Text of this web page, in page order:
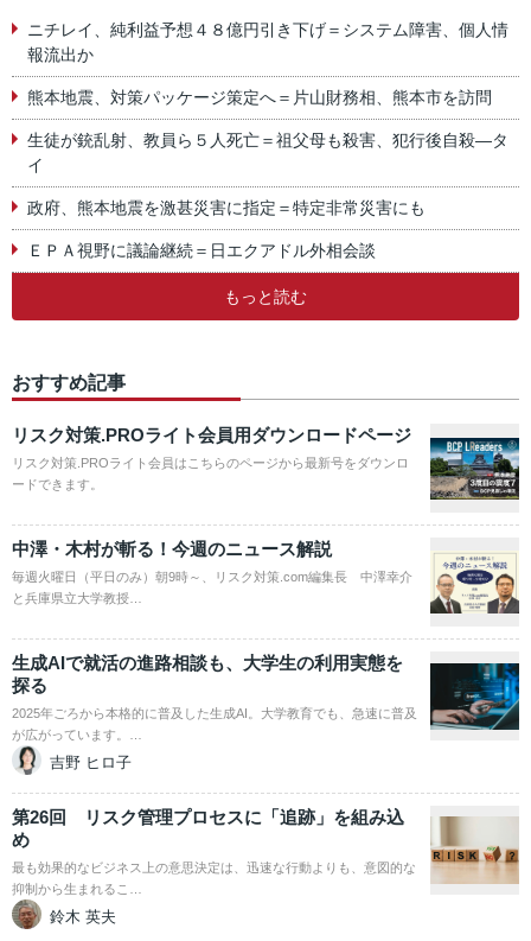
ニチレイ、純利益予想４８億円引き下げ＝システム障害、個人情
報流出か
熊本地震、対策パッケージ策定へ＝片山財務相、熊本市を訪問
生徒が銃乱射、教員ら５人死亡＝祖父母も殺害、犯行後自殺―タ
イ
政府、熊本地震を激甚災害に指定＝特定非常災害にも
ＥＰＡ視野に議論継続＝日エクアドル外相会談
もっと読む
おすすめ記事
リスク対策.PROライト会員用ダウンロードページ
リスク対策.PROライト会員はこちらのページから最新号をダウンロ
ードできます。
中澤・木村が斬る！今週のニュース解説
毎週火曜日（平日のみ）朝9時～、リスク対策.com編集長 中澤幸介
と兵庫県立大学教授…
生成AIで就活の進路相談も、大学生の利用実態を
探る
2025年ごろから本格的に普及した生成AI。大学教育でも、急速に普及
が広がっています。…
吉野 ヒロ子
第26回 リスク管理プロセスに「追跡」を組み込
め
最も効果的なビジネス上の意思決定は、迅速な行動よりも、意図的な
抑制から生まれるこ…
鈴木 英夫